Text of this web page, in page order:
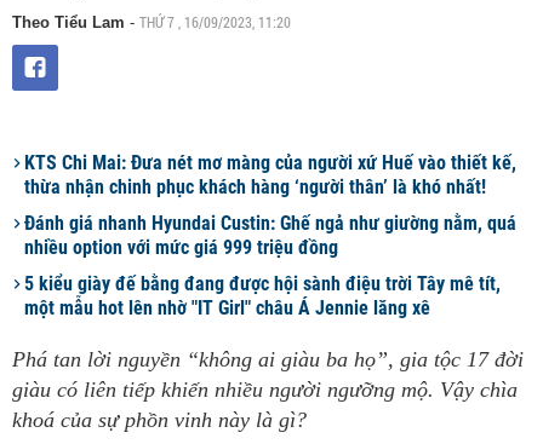
Theo Tiểu Lam - THỨ 7 , 16/09/2023, 11:20
KTS Chi Mai: Đưa nét mơ màng của người xứ Huế vào thiết kế,
thừa nhận chinh phục khách hàng ‘người thân’ là khó nhất!
Đánh giá nhanh Hyundai Custin: Ghế ngả như giường nằm, quá
nhiều option với mức giá 999 triệu đồng
5 kiểu giày đế bằng đang được hội sành điệu trời Tây mê tít,
một mẫu hot lên nhờ "IT Girl" châu Á Jennie lăng xê
Phá tan lời nguyền “không ai giàu ba họ”, gia tộc 17 đời
giàu có liên tiếp khiến nhiều người ngưỡng mộ. Vậy chìa
khoá của sự phồn vinh này là gì?